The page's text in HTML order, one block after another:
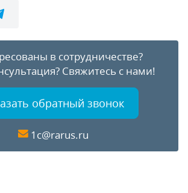
в сотрудничестве?
Свяжитесь с нами!
обратный звонок
1c@rarus.ru